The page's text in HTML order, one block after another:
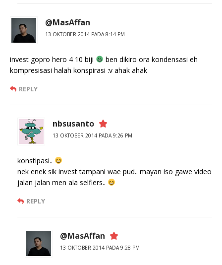
@MasAffan
13 OKTOBER 2014 PADA 8:14 PM
invest gopro hero 4 10 biji
ben dikiro ora kondensasi eh
kompresisasi halah konspirasi :v ahak ahak
REPLY
nbsusanto
13 OKTOBER 2014 PADA 9:26 PM
konstipasi..
nek enek sik invest tampani wae pud.. mayan iso gawe video
jalan jalan men ala selfiers..
REPLY
@MasAffan
13 OKTOBER 2014 PADA 9:28 PM